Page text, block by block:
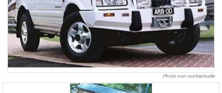
Photo non contractuelle